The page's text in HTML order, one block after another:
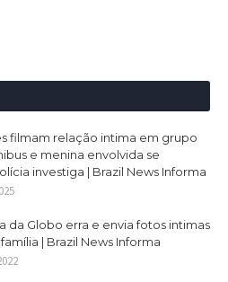
filmam relação intima em grupo
e menina envolvida se
investiga | Brazil News Informa
da Globo erra e envia fotos intimas
| Brazil News Informa